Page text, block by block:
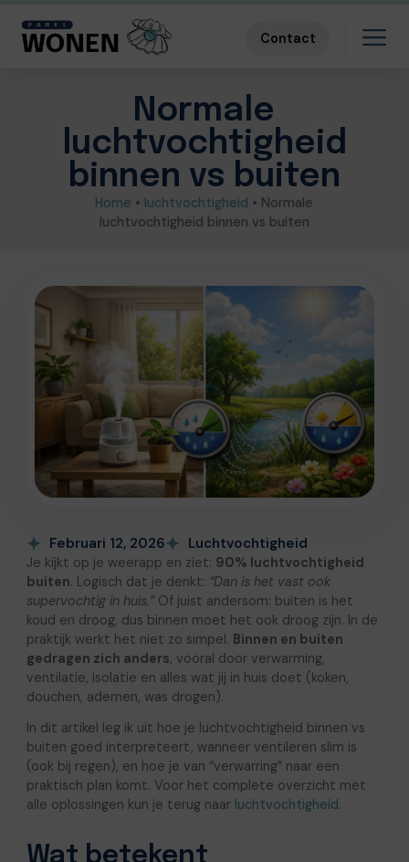
Contact
Normale
luchtvochtigheid
binnen vs buiten
Home • luchtvochtigheid • Normale
luchtvochtigheid binnen vs buiten
Februari 12, 2026 Luchtvochtigheid
Je kijkt op je weerapp en ziet: 90% luchtvochtigheid
buiten. Logisch dat je denkt: “Dan is het vast ook
supervochtig in huis.”Of juist andersom: buiten is het
koud en droog, dus binnen moet het ook droog zijn. In de
praktijk werkt het niet zo simpel. Binnen en buiten
gedragen zich anders, vooral door verwarming,
ventilatie, isolatie en alles wat jij in huis doet (koken,
douchen, ademen, was drogen).
In dit artikel leg ik uit hoe je luchtvochtigheid binnen vs
buiten goed interpreteert, wanneer ventileren slim is
(ook bij regen), en hoe je van “verwarring” naar een
praktisch plan komt. Voor het complete overzicht met
alle oplossingen kun je terug naar luchtvochtigheid.
Wat betekent